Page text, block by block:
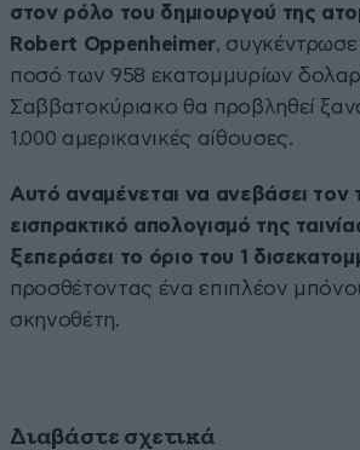
στον ρόλο του δημιουργού της
Robert Oppenheimer,
ποσό των 958 εκατομμυρίων
Σαββατοκύριακο θα προβληθεί
1.000 αμερικανικές αίθουσες.
Αυτό αναμένεται να ανεβάσει τον
εισπρακτικό απολογισμό της
ξεπεράσει το όριο του 1
προσθέτοντας ένα επιπλέον
σκηνοθέτη.
Διαβάστε σχετικά